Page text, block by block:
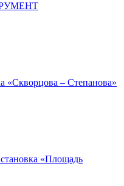
«Скворцова – Степанова»
«Площадь